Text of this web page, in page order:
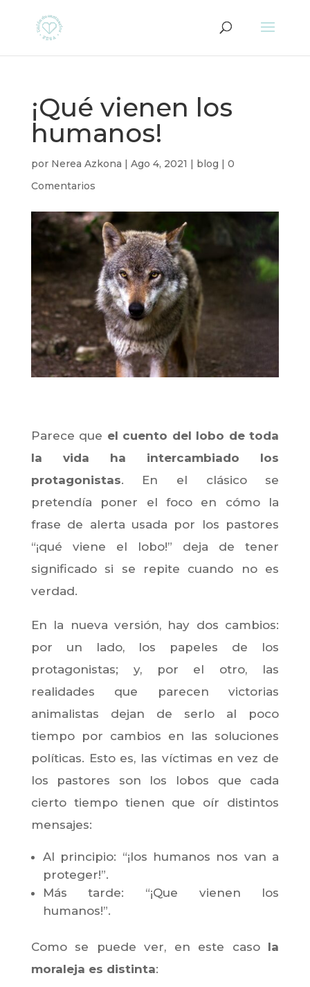
¡Qué vienen los
humanos!
por Nerea Azkona | Ago 4, 2021 | blog | 0
Comentarios
Parece que el cuento del lobo de toda
la vida ha intercambiado los
protagonistas. En el clásico se
pretendía poner el foco en cómo la
frase de alerta usada por los pastores
“¡qué viene el lobo!” deja de tener
significado si se repite cuando no es
verdad.
En la nueva versión, hay dos cambios:
por un lado, los papeles de los
protagonistas; y, por el otro, las
realidades que parecen victorias
animalistas dejan de serlo al poco
tiempo por cambios en las soluciones
políticas. Esto es, las víctimas en vez de
los pastores son los lobos que cada
cierto tiempo tienen que oír distintos
mensajes:
Al principio: “¡los humanos nos van a
proteger!”.
Más tarde: “¡Que vienen los
humanos!”.
Como se puede ver, en este caso la
moraleja es distinta: